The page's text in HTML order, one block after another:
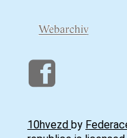
10hvezd by